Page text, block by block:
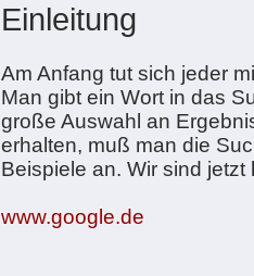
Einleitung
Am Anfang tut sich jeder
Man gibt ein Wort in das
große Auswahl an
erhalten, muß man die
Beispiele an. Wir sind jetzt
www.google.de